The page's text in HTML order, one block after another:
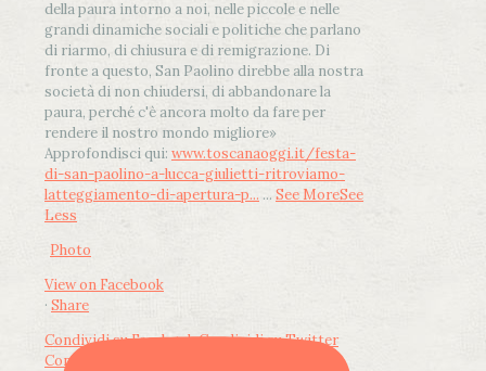
della paura intorno a noi, nelle piccole e nelle
grandi dinamiche sociali e politiche che parlano
di riarmo, di chiusura e di remigrazione. Di
fronte a questo, San Paolino direbbe alla nostra
società di non chiudersi, di abbandonare la
paura, perché c'è ancora molto da fare per
rendere il nostro mondo migliore»
Approfondisci qui: www.toscanaoggi.it/festa-
di-san-paolino-a-lucca-giulietti-ritroviamo-
latteggiamento-di-apertura-p... ... See MoreSee
Less
Photo
View on Facebook
· Share
Condividi su FacebookCondividi su Twitter
Condividi su LinkedIn